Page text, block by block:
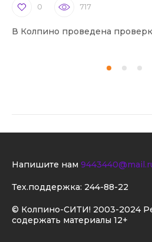
0 717
В Колпино проведена
© Колпино-СИТИ! 2003-2024
содержать материалы 12+
Напишите нам
Тех.поддержка: 244-88-22